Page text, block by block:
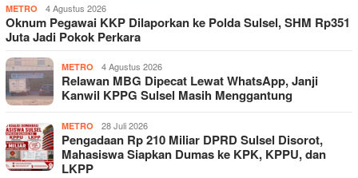
METRO 4 Agustus 2026
Oknum Pegawai KKP Dilaporkan ke Polda Sulsel, SHM Rp351
Juta Jadi Pokok Perkara
METRO 4 Agustus 2026
Relawan MBG Dipecat Lewat WhatsApp, Janji
Kanwil KPPG Sulsel Masih Menggantung
METRO 28 Juli 2026
Pengadaan Rp 210 Miliar DPRD Sulsel Disorot,
Mahasiswa Siapkan Dumas ke KPK, KPPU, dan
LKPP